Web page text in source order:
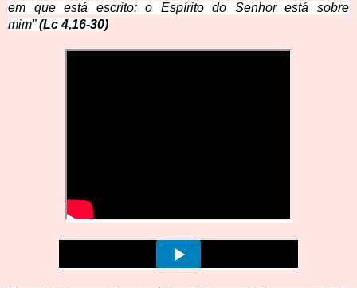
em que está escrito: o Espírito do Senhor está sobre
mim” (Lc 4,16-30)